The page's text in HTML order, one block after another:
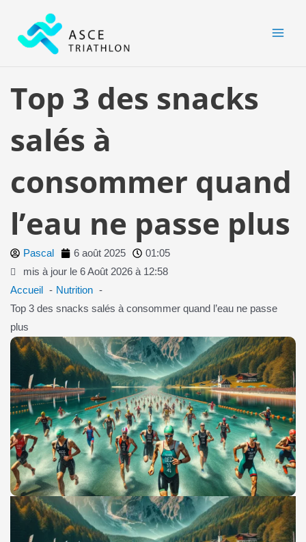
contenu
Top 3 des snacks
salés à
consommer quand
l’eau ne passe plus
Pascal 6 août 2025
01:05
mis à jour le 6 Août 2026 à 12:58
Accueil
Nutrition
Top 3 des snacks salés à consommer quand l’eau ne passe
plus